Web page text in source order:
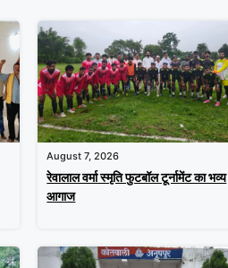
August 7, 2026
रेवालाल वर्मा स्मृति फुटबॉल टूर्नामेंट का भव्य
आगाज